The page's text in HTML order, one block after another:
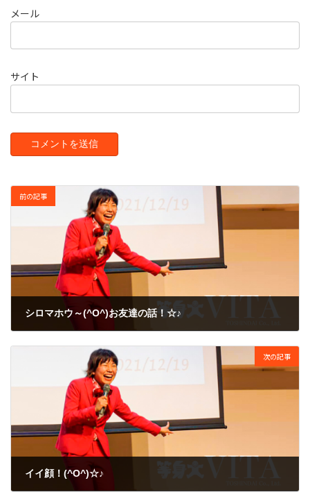
メール
サイト
前の記事
シロマホウ～(^O^)お友達の話！☆♪
次の記事
イイ顔！(^O^)☆♪